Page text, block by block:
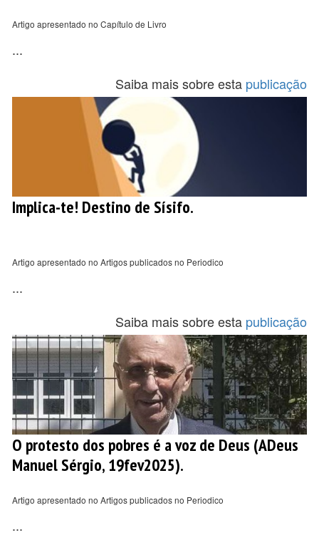
Artigo apresentado no Capítulo de Livro
...
Saiba mais sobre esta publicação
Implica-te! Destino de Sísifo.
Artigo apresentado no Artigos publicados no Periodico
...
Saiba mais sobre esta publicação
O protesto dos pobres é a voz de Deus (ADeus
Manuel Sérgio, 19fev2025).
Artigo apresentado no Artigos publicados no Periodico
...